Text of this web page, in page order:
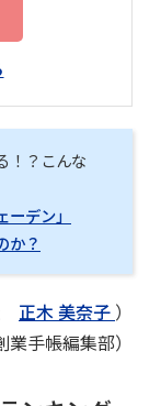
！？こんな
デン」
か？
正木 美奈子 ）
業手帳編集部）